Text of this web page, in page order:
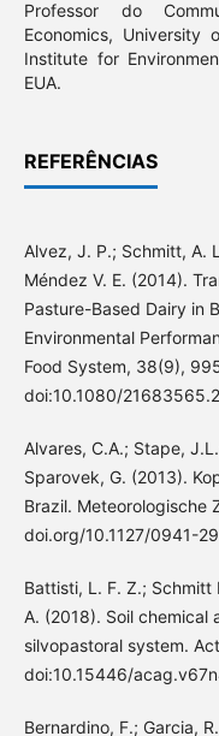
Professor do
Economics, University
Institute for
EUA.
REFERÊNCIAS
Alvez, J. P.; Schmitt, A.
Méndez V. E. (2014).
Pasture-Based Dairy in
Environmental
Food System, 38(9),
doi:10.1080/
Alvares, C.A.; Stape,
Sparovek, G. (2013).
Brazil. Meteorologische
doi.org/10.1127/0941-
Battisti, L. F. Z.; Schmitt
A. (2018). Soil
silvopastoral system.
doi:10.15446/
Bernardino, F.; Garcia,